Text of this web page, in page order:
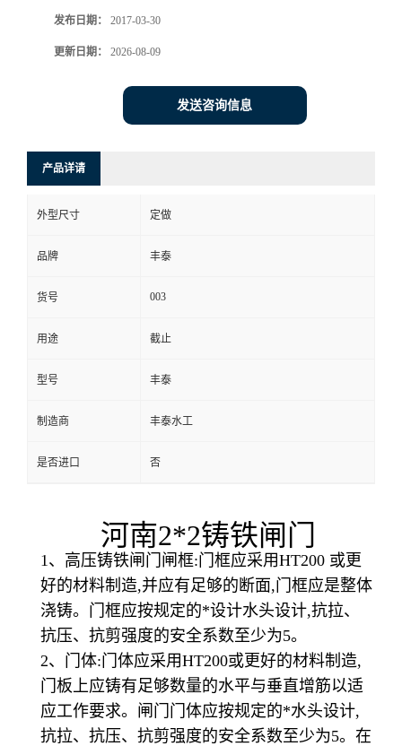
发布日期： 2017-03-30
更新日期： 2026-08-09
发送咨询信息
产品详请
外型尺寸 定做
品牌 丰泰
货号 003
用途 截止
型号 丰泰
制造商 丰泰水工
是否进口 否
河南2*2铸铁闸门
1、高压铸铁闸门闸框:门框应采用HT200 或更
好的材料制造,并应有足够的断面,门框应是整体
浇铸。门框应按规定的*设计水头设计,抗拉、
抗压、抗剪强度的安全系数至少为5。
2、门体:门体应采用HT200或更好的材料制造,
门板上应铸有足够数量的水平与垂直增筋以适
应工作要求。闸门门体应按规定的*水头设计,
抗拉、抗压、抗剪强度的安全系数至少为5。在